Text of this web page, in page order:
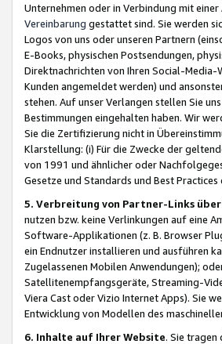
Unternehmen oder in Verbindung mit
Vereinbarung gestattet sind. Sie werden
Logos von uns oder unseren Partnern
E-Books, physischen Postsendungen,
Direktnachrichten von Ihren Social-
Kunden angemeldet werden) und
stehen. Auf unser Verlangen stellen Sie
Bestimmungen eingehalten haben. Wir
Sie die Zertifizierung nicht in
Klarstellung: (i) Für die Zwecke der
von 1991 und ähnlicher oder
Gesetze und Standards und Best
5. Verbreitung von Partner-Links
nutzen bzw. keine Verlinkungen auf eine
Software-Applikationen (z. B. Browser
ein Endnutzer installieren und ausführen
Zugelassenen Mobilen Anwendungen);
Satellitenempfangsgeräte, Streaming-
Viera Cast oder Vizio Internet Apps). Sie
Entwicklung von Modellen des
6. Inhalte auf Ihrer Website. Sie